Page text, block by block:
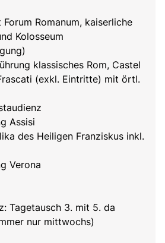
Romanum, kaiserliche
Kolosseum
klassisches Rom, Castel
(exkl. Eintritte) mit örtl.
Assisi
des Heiligen Franziskus inkl.
Verona
Tagetausch 3. mit 5. da
nur mittwochs)